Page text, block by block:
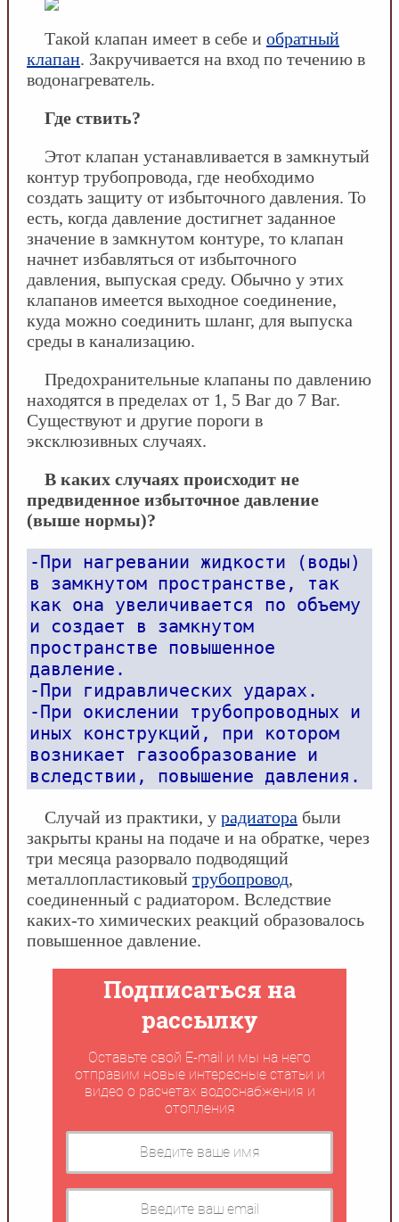
Такой клапан имеет в себе и обратный
клапан. Закручивается на вход по течению в
водонагреватель.
Где ствить?
Этот клапан устанавливается в замкнутый
контур трубопровода, где необходимо
создать защиту от избыточного давления. То
есть, когда давление достигнет заданное
значение в замкнутом контуре, то клапан
начнет избавляться от избыточного
давления, выпуская среду. Обычно у этих
клапанов имеется выходное соединение,
куда можно соединить шланг, для выпуска
среды в канализацию.
Предохранительные клапаны по давлению
находятся в пределах от 1, 5 Bar до 7 Bar.
Существуют и другие пороги в
эксклюзивных случаях.
В каких случаях происходит не
предвиденное избыточное давление
(выше нормы)?
-При нагревании жидкости (воды)
в замкнутом пространстве, так
как она увеличивается по объему
и создает в замкнутом
пространстве повышенное
давление.
-При гидравлических ударах.
-При окислении трубопроводных и
иных конструкций, при котором
возникает газообразование и
вследствии, повышение давления.
Случай из практики, у радиатора были
закрыты краны на подаче и на обратке, через
три месяца разорвало подводящий
металлопластиковый трубопровод,
соединенный с радиатором. Вследствие
каких-то химических реакций образовалось
повышенное давление.
Подписаться на
рассылку
Оставьте свой E-mail и мы на него
отправим новые интересные статьи и
видео о расчетах водоснабжения и
отопления